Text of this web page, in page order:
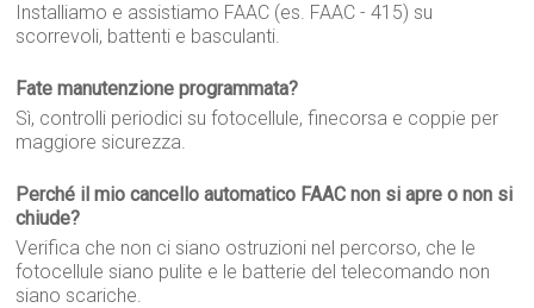
Installiamo e assistiamo FAAC (es. FAAC - 415) su
scorrevoli, battenti e basculanti.
Fate manutenzione programmata?
Sì, controlli periodici su fotocellule, finecorsa e coppie per
maggiore sicurezza.
Perché il mio cancello automatico FAAC non si apre o non si
chiude?
Verifica che non ci siano ostruzioni nel percorso, che le
fotocellule siano pulite e le batterie del telecomando non
siano scariche.